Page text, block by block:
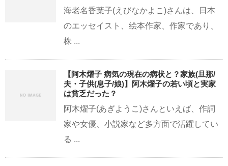
海老名香葉子(えびなかよこ)さんは、日本
のエッセイスト、絵本作家、作家であり、
株 ...
【阿木燿子 病気の現在の病状と？家族(旦那/
夫・子供(息子/娘)】阿木燿子の若い頃と実家
は貧乏だった？
阿木燿子(あぎようこ)さんといえば、作詞
家や女優、小説家など多方面で活躍してい
る ...